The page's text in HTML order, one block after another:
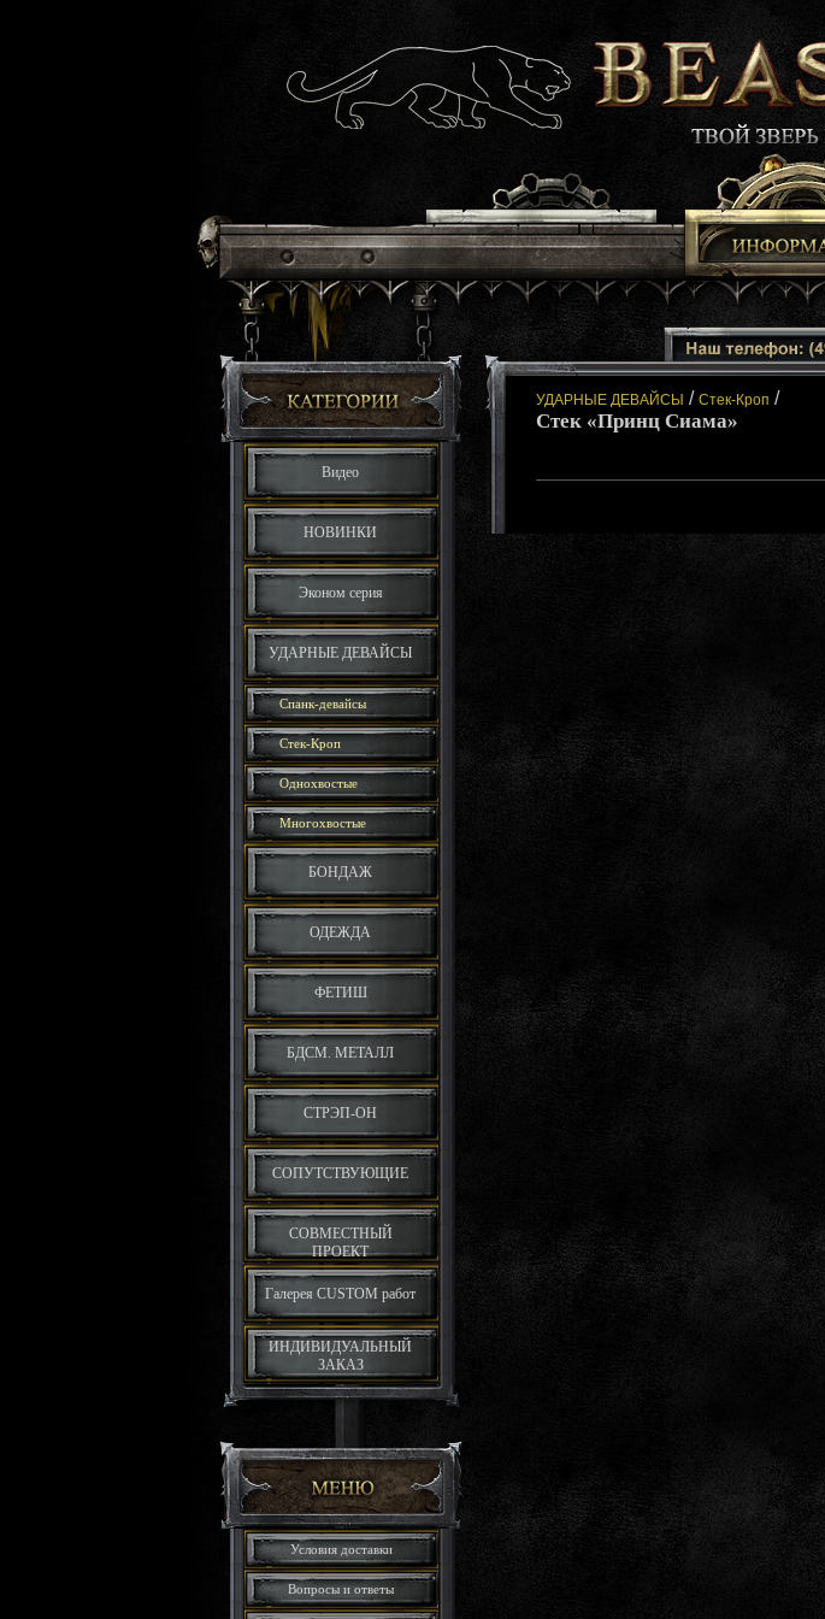
Видео
НОВИНКИ
Эконом серия
УДАРНЫЕ ДЕВАЙСЫ
Спанк-девайсы
Стек-Кроп
Однохвостые
Многохвостые
БОНДАЖ
ОДЕЖДА
ФЕТИШ
БДСМ. МЕТАЛЛ
СТРЭП-ОН
СОПУТСТВУЮЩИЕ
СОВМЕСТНЫЙ
ПРОЕКТ
Галерея CUSTOM работ
ИНДИВИДУАЛЬНЫЙ
ЗАКАЗ
Условия доставки
Вопросы и ответы
УДАРНЫЕ ДЕВАЙСЫ / Стек-Кроп /
Стек «Принц Сиама»